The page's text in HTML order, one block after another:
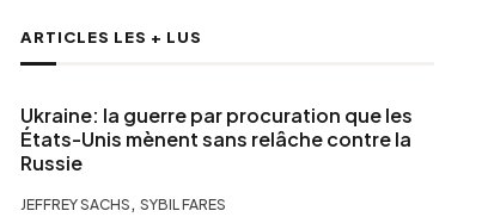
ARTICLES LES + LUS
Ukraine: la guerre par procuration que les
États-Unis mènent sans relâche contre la
Russie
JEFFREY SACHS , SYBIL FARES